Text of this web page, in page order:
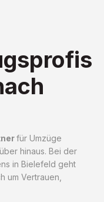
für Umzüge
hinaus. Bei der
in Bielefeld geht
um Vertrauen,